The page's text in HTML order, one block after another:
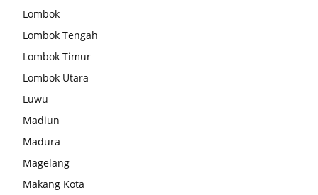
Lombok
Lombok Tengah
Lombok Timur
Lombok Utara
Luwu
Madiun
Madura
Magelang
Makang Kota